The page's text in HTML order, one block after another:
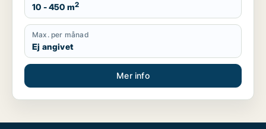
10 - 450 m2
Max. per månad
Ej angivet
Mer info